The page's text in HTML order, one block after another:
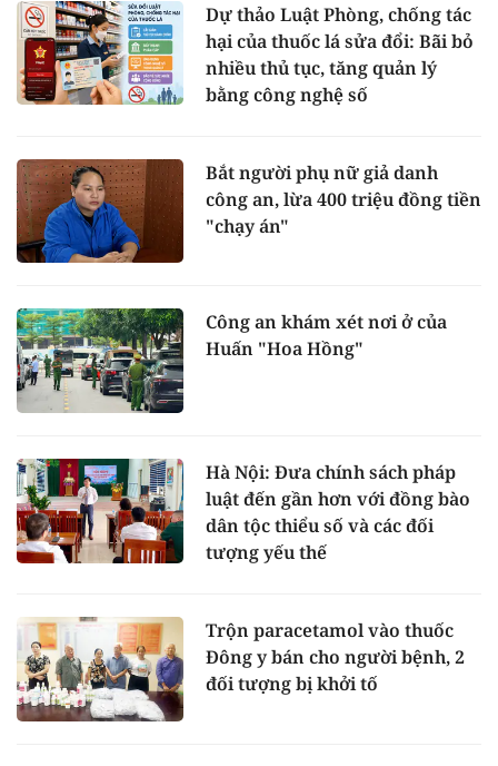
Dự thảo Luật Phòng, chống tác
hại của thuốc lá sửa đổi: Bãi bỏ
nhiều thủ tục, tăng quản lý
bằng công nghệ số
Bắt người phụ nữ giả danh
công an, lừa 400 triệu đồng tiền
"chạy án"
Công an khám xét nơi ở của
Huấn "Hoa Hồng"
Hà Nội: Đưa chính sách pháp
luật đến gần hơn với đồng bào
dân tộc thiểu số và các đối
tượng yếu thế
Trộn paracetamol vào thuốc
Đông y bán cho người bệnh, 2
đối tượng bị khởi tố